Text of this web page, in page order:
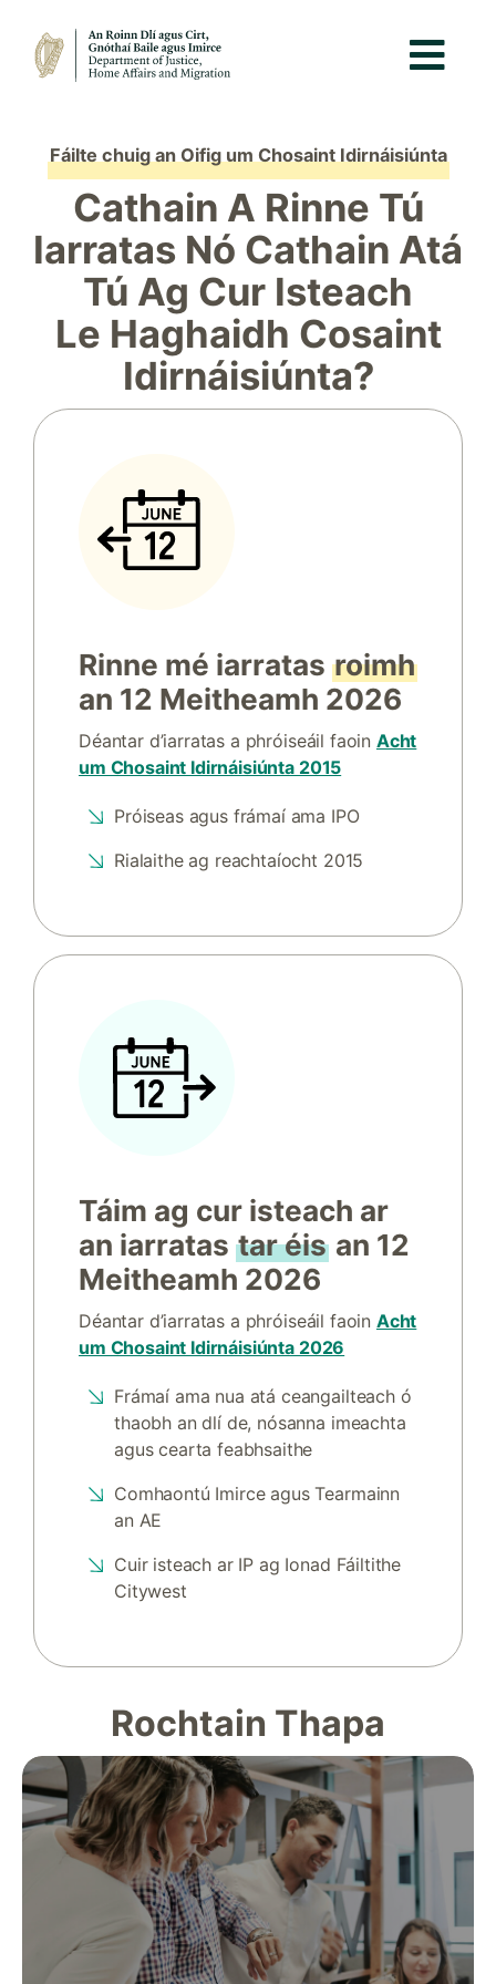
Fáilte chuig an Oifig um Chosaint Idirnáisiúnta
Cathain A Rinne Tú
Iarratas Nó Cathain Atá
Tú Ag Cur Isteach
Le Haghaidh Cosaint
Idirnáisiúnta?
Rinne mé iarratas roimh
an 12 Meitheamh 2026
Déantar d’iarratas a phróiseáil faoin Acht
um Chosaint Idirnáisiúnta 2015
Próiseas agus frámaí ama IPO
Rialaithe ag reachtaíocht 2015
Táim ag cur isteach ar
an iarratas tar éis an 12
Meitheamh 2026
Déantar d’iarratas a phróiseáil faoin Acht
um Chosaint Idirnáisiúnta 2026
Frámaí ama nua atá ceangailteach ó
thaobh an dlí de, nósanna imeachta
agus cearta feabhsaithe
Comhaontú Imirce agus Tearmainn
an AE
Cuir isteach ar IP ag Ionad Fáiltithe
Citywest
Rochtain Thapa